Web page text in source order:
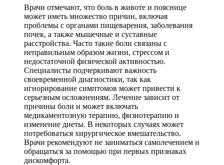
Врачи отмечают, что боль в животе и пояснице
может иметь множество причин, включая
проблемы с органами пищеварения, заболевания
почек, а также мышечные и суставные
расстройства. Часто такие боли связаны с
неправильным образом жизни, стрессом и
недостаточной физической активностью.
Специалисты подчеркивают важность
своевременной диагностики, так как
игнорирование симптомов может привести к
серьезным осложнениям. Лечение зависит от
причины боли и может включать
медикаментозную терапию, физиотерапию и
изменение диеты. В некоторых случаях может
потребоваться хирургическое вмешательство.
Врачи рекомендуют не заниматься самолечением и
обращаться за помощью при первых признаках
дискомфорта.